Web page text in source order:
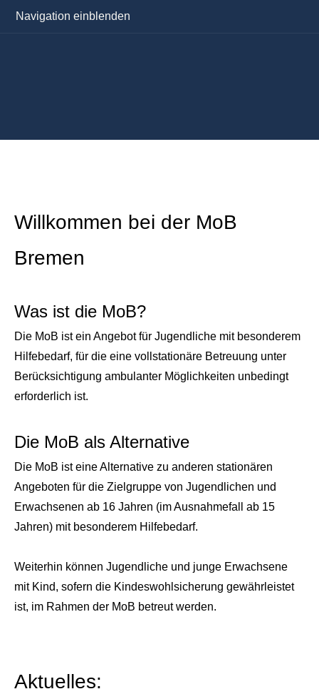
Navigation einblenden
Willkommen bei der MoB
Bremen
Was ist die MoB?
Die MoB ist ein Angebot für Jugendliche mit besonderem
Hilfebedarf, für die eine vollstationäre Betreuung unter
Berücksichtigung ambulanter Möglichkeiten unbedingt
erforderlich ist.
Die MoB als Alternative
Die MoB ist eine Alternative zu anderen stationären
Angeboten für die Zielgruppe von Jugendlichen und
Erwachsenen ab 16 Jahren (im Ausnahmefall ab 15
Jahren) mit besonderem Hilfebedarf.
Weiterhin können Jugendliche und junge Erwachsene
mit Kind, sofern die Kindeswohlsicherung gewährleistet
ist, im Rahmen der MoB betreut werden.
Aktuelles: